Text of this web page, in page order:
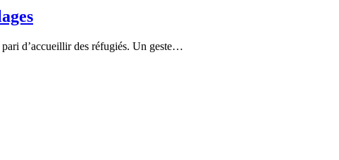
d’accueillir des réfugiés. Un geste…